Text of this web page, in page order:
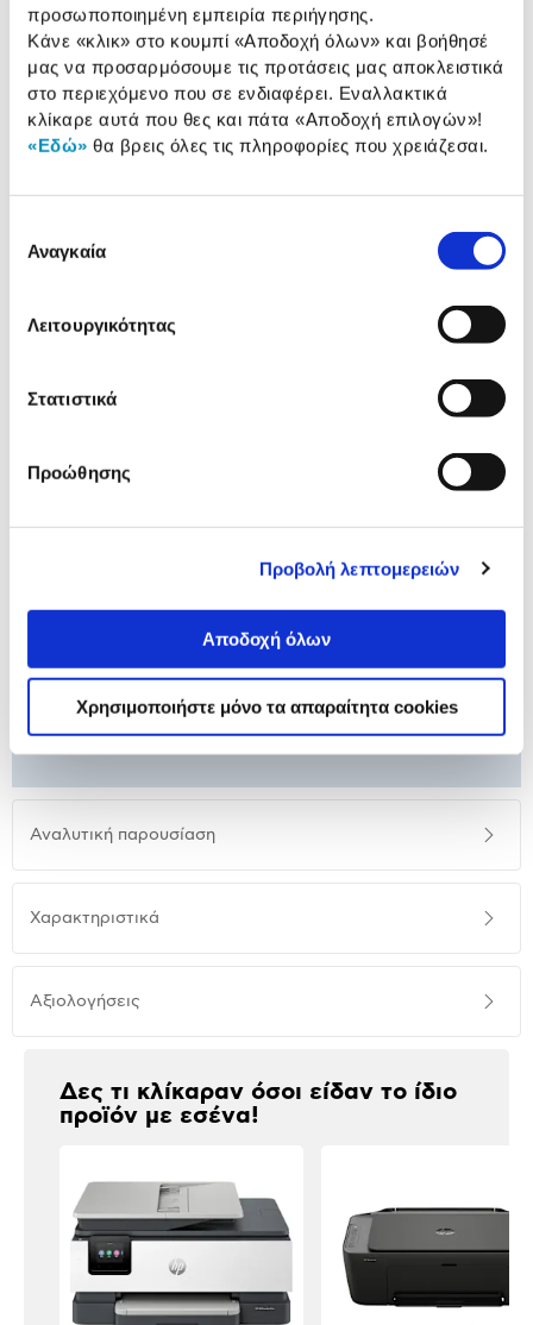
προσωποποιημένη εμπειρία περιήγησης.
Κάνε «κλικ» στο κουμπί «Αποδοχή όλων» και βοήθησέ
μας να προσαρμόσουμε τις προτάσεις μας αποκλειστικά
στο περιεχόμενο που σε ενδιαφέρει. Εναλλακτικά
κλίκαρε αυτά που θες και πάτα «Αποδοχή επιλογών»!
«Εδώ» θα βρεις όλες τις πληροφορίες που χρειάζεσαι.
συγκατάθεσης
Αναγκαία
Λειτουργικότητας
Στατιστικά
Προώθησης
Προβολή λεπτομερειών
Αποδοχή όλων
Χρησιμοποιήστε μόνο τα απαραίτητα cookies
Συνδύασέτο με
Μελάνι HP 308 Black Instant Ink
21,90 €
Μελάνι HP 308 Colour Instant Ink
42,90 €
Αναλυτική παρουσίαση
Χαρακτηριστικά
Αξιολογήσεις
Δες τι κλίκαραν όσοι είδαν το ίδιο
προϊόν με εσένα!